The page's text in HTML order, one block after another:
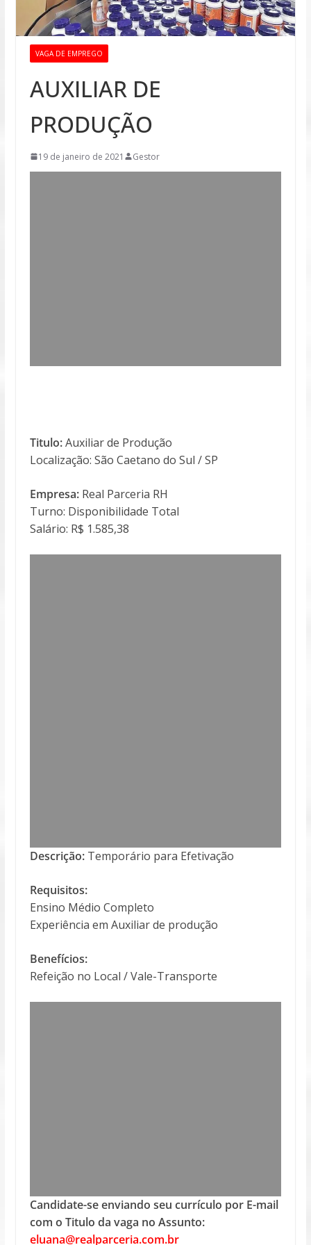
VAGA DE EMPREGO
AUXILIAR DE
PRODUÇÃO
19 de janeiro de 2021 Gestor
Titulo:Auxiliar de Produção
Localização: São Caetano do Sul / SP
Empresa:Real Parceria RH
Turno: Disponibilidade Total
Salário: R$ 1.585,38
Descrição:Temporário para Efetivação
Requisitos:
Ensino Médio Completo
Experiência em Auxiliar de produção
Benefícios:
Refeição no Local / Vale-Transporte
Candidate-se enviando seu currículo por E-mail
com o Titulo da vaga no Assunto:
eluana@realparceria.com.br